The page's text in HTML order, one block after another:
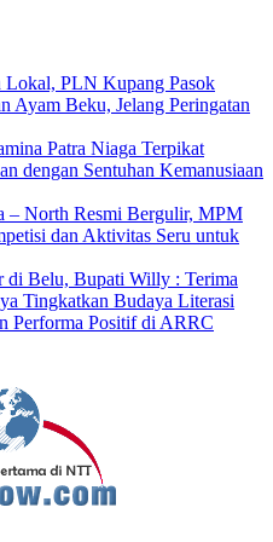
Lokal, PLN Kupang Pasok
Ayam Beku, Jelang Peringatan
Patra Niaga Terpikat
dengan Sentuhan Kemanusiaan
– North Resmi Bergulir, MPM
dan Aktivitas Seru untuk
di Belu, Bupati Willy : Terima
Tingkatkan Budaya Literasi
Performa Positif di ARRC